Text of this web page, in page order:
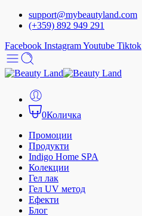
support@mybeautyland.com
(+359) 892 949 291
Facebook InstagramYoutube Tiktok
0Количка
Промоции
Продукти
Indigo Home SPA
Колекции
Гел лак
Гел UV метод
Ефекти
Блог